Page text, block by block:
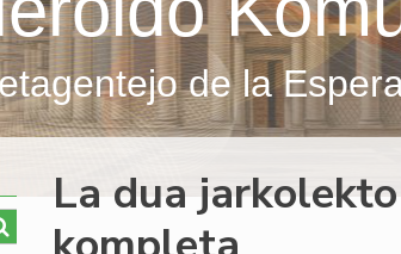
de la
La dua